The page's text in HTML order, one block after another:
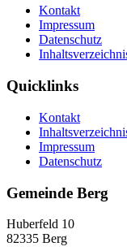
Kontakt
Impressum
Datenschutz
Quicklinks
Kontakt
Impressum
Datenschutz
Gemeinde Berg
Huberfeld 10
82335 Berg